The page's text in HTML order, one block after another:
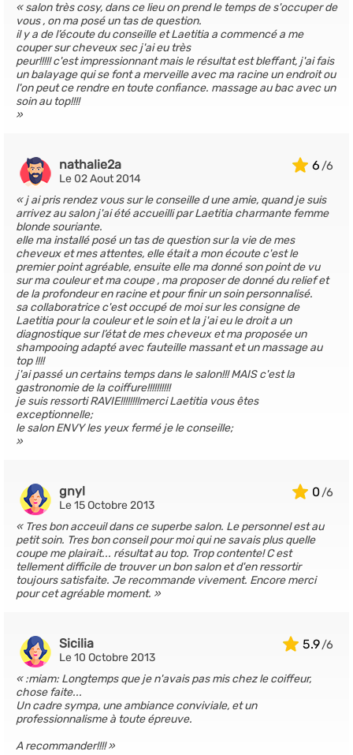
salon très cosy, dans ce lieu on prend le temps de s'occuper de
vous , on ma posé un tas de question.
il y a de l’écoute du conseille et Laetitia a commencé a me
couper sur cheveux sec j'ai eu très
peur!!!!! c'est impressionnant mais le résultat est bleffant, j'ai fais
un balayage qui se font a merveille avec ma racine un endroit ou
l'on peut ce rendre en toute confiance. massage au bac avec un
soin au top!!!!
6
nathalie2a
Le 02 Aout 2014
j ai pris rendez vous sur le conseille d une amie, quand je suis
arrivez au salon j'ai été accueilli par Laetitia charmante femme
blonde souriante.
elle ma installé posé un tas de question sur la vie de mes
cheveux et mes attentes, elle était a mon écoute c'est le
premier point agréable, ensuite elle ma donné son point de vu
sur ma couleur et ma coupe , ma proposer de donné du relief et
de la profondeur en racine et pour finir un soin personnalisé.
sa collaboratrice c'est occupé de moi sur les consigne de
Laetitia pour la couleur et le soin et la j'ai eu le droit a un
diagnostique sur l’état de mes cheveux et ma proposée un
shampooing adapté avec fauteille massant et un massage au
top !!!!
j'ai passé un certains temps dans le salon!!! MAIS c'est la
gastronomie de la coiffure!!!!!!!!!!
je suis ressorti RAVIE!!!!!!!!merci Laetitia vous êtes
exceptionnelle;
le salon ENVY les yeux fermé je le conseille;
0
gnyl
Le 15 Octobre 2013
Tres bon acceuil dans ce superbe salon. Le personnel est au
petit soin. Tres bon conseil pour moi qui ne savais plus quelle
coupe me plairait... résultat au top. Trop contente! C est
tellement difficile de trouver un bon salon et d'en ressortir
toujours satisfaite. Je recommande vivement. Encore merci
pour cet agréable moment.
5.9
Sicilia
Le 10 Octobre 2013
:miam: Longtemps que je n'avais pas mis chez le coiffeur,
chose faite...
Un cadre sympa, une ambiance conviviale, et un
professionnalisme à toute épreuve.
A recommander!!!!